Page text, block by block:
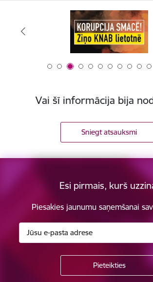
Vai šī informācija bija
Sniegt atsauksmi
Esi pirmais, kurš
Piesakies jaunumu saņemšanai